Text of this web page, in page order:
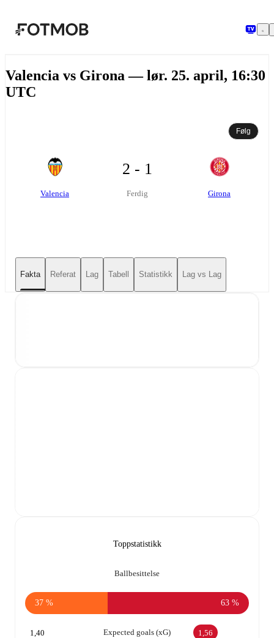
Valencia vs Girona — lør. 25. april, 16:30
UTC
Følg
Valencia
2 - 1
Ferdig Girona
Fakta Referat Lag Tabell Statistikk Lag vs Lag
Toppstatistikk
Ballbesittelse
37 % 63 %
Expected goals (xG)
1,40 1,56